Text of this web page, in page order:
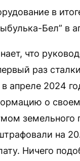
в
Бел” в
что
раз
апреле 2024
о своем
земельного
на
Ничего